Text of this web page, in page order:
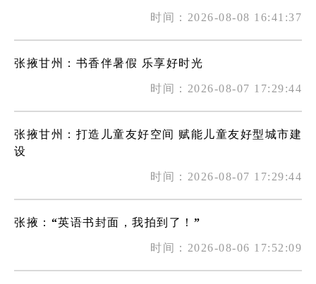
时间：2026-08-08 16:41:37
张掖甘州：书香伴暑假 乐享好时光
时间：2026-08-07 17:29:44
张掖甘州：打造儿童友好空间 赋能儿童友好型城市建
设
时间：2026-08-07 17:29:44
张掖：“英语书封面，我拍到了！”
时间：2026-08-06 17:52:09